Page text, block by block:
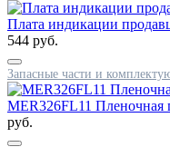
Плата индикации
544 руб.
Запасные части и
MER326FL11 Пленочная
руб.